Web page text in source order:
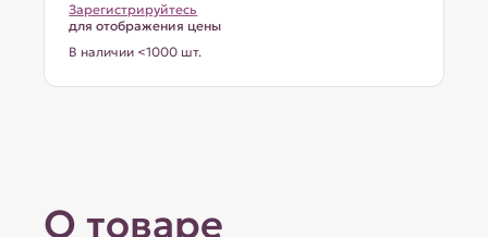
Зарегистрируйтесь
для отображения цены
В наличии <1000 шт.
О товаре